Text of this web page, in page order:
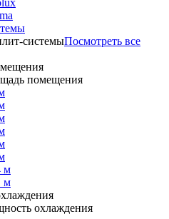
системыПосмотреть все
помещения
м
м
охлаждения